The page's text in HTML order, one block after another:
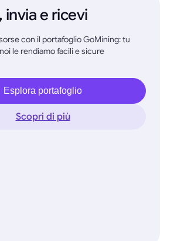
invia e ricevi
con il portafoglio GoMining: tu
le rendiamo facili e sicure
Esplora portafoglio
Scopri di più